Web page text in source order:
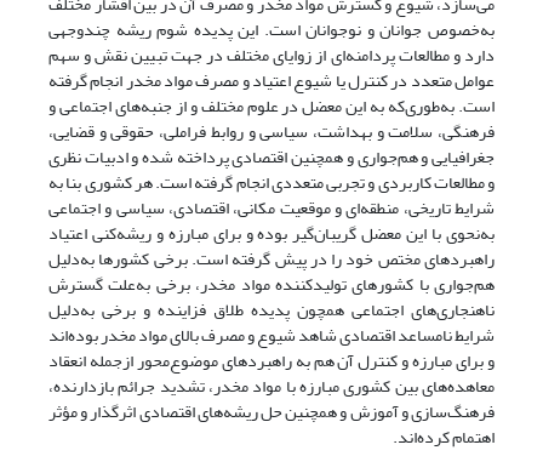
به‌خصوص جوانان و نوجوانان است. این پدیده شوم ریشه چندوجهی
دارد و مطالعات پردامنه‌ای از زوایای مختلف در جهت تبیین نقش و سهم
عوامل متعدد در کنترل یا شیوع اعتیاد و مصرف مواد مخدر انجام گرفته
است. به‌طوری‌که به این معضل در علوم مختلف و از جنبه‌های اجتماعی و
فرهنگی، سلامت و بهداشت، سیاسی و روابط فراملی، حقوقی و قضایی،
جغرافیایی و هم‌جواری و همچنین اقتصادی پرداخته شده و ادبیات نظری
و مطالعات کاربردی و تجربی متعددی انجام گرفته است. هر کشوری بنا به
شرایط تاریخی، منطقه‌ای و موقعیت مکانی، اقتصادی، سیاسی و اجتماعی
به‌نحوی با این معضل گریبان‌گیر بوده و برای مبارزه و ریشه‌کنی اعتیاد
راهبردهای مختص خود را در پیش گرفته است. برخی کشورها به‌دلیل
هم‌جواری با کشورهای تولیدکننده مواد مخدر، برخی به‌علت گسترش
ناهنجاری‌های اجتماعی همچون پدیده طلاق فزاینده و برخی به‌دلیل
شرایط نامساعد اقتصادی شاهد شیوع و مصرف بالای مواد مخدر بوده‌اند
و برای مبارزه و کنترل آن هم به راهبردهای موضوع‌محور ازجمله انعقاد
معاهده‌های بین کشوری مبارزه با مواد مخدر، تشدید جرائم بازدارنده،
فرهنگ‌سازی و آموزش و همچنین حل ریشه‌های اقتصادی اثرگذار و مؤثر
اهتمام کرده‌اند.